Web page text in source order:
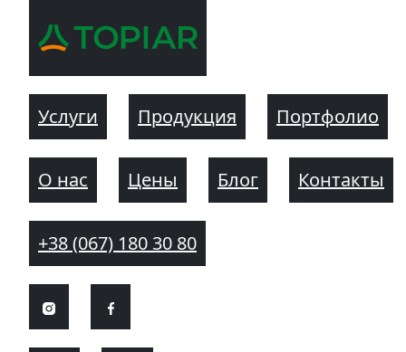
Услуги Продукция Портфолио
О нас Цены Блог Контакты
+38 (067) 180 30 80